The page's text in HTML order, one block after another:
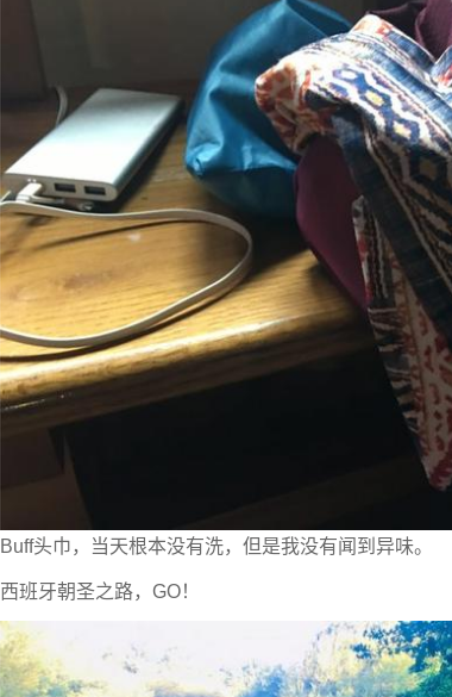
Buff头巾，当天根本没有洗，但是我没有闻到异味。
西班牙朝圣之路，GO！